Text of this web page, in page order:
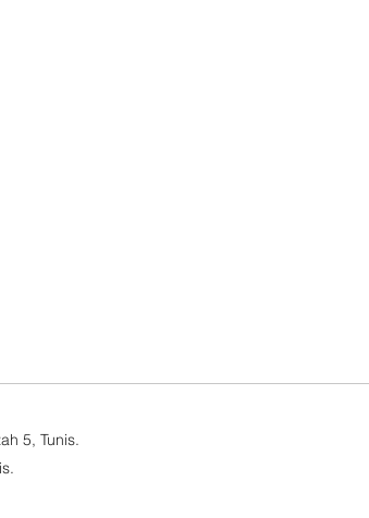
5, Tunis.​